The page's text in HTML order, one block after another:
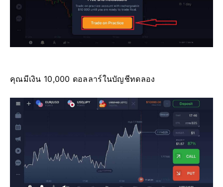
คุณมีเงิน 10,000 ดอลลาร์ในบัญชีทดลอง